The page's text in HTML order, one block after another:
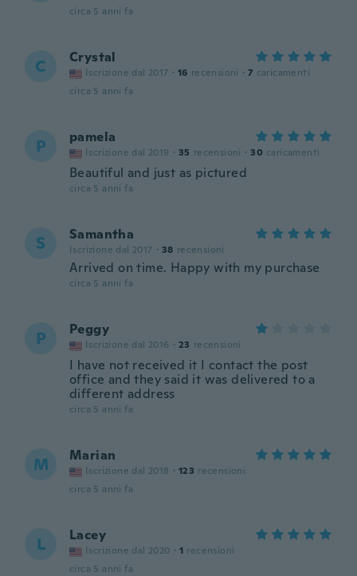
circa 5 anni fa
C Crystal
Iscrizione dal 2017 · 16 recensioni · 7 caricamenti
circa 5 anni fa
P pamela
Iscrizione dal 2019 · 35 recensioni · 30 caricamenti
Beautiful and just as pictured
circa 5 anni fa
S Samantha
Iscrizione dal 2017 · 38 recensioni
Arrived on time. Happy with my purchase
circa 5 anni fa
P Peggy
Iscrizione dal 2016 · 23 recensioni
I have not received it I contact the post
office and they said it was delivered to a
different address
circa 5 anni fa
M Marian
Iscrizione dal 2018 · 123 recensioni
circa 5 anni fa
L Lacey
Iscrizione dal 2020 · 1 recensioni
circa 5 anni fa